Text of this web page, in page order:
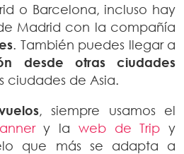
o Barcelona, incluso hay
Madrid con la compañía
. También puedes llegar a
desde otras ciudades
ciudades de Asia.
, siempre usamos el
y la web de Trip y
que más se adapta a